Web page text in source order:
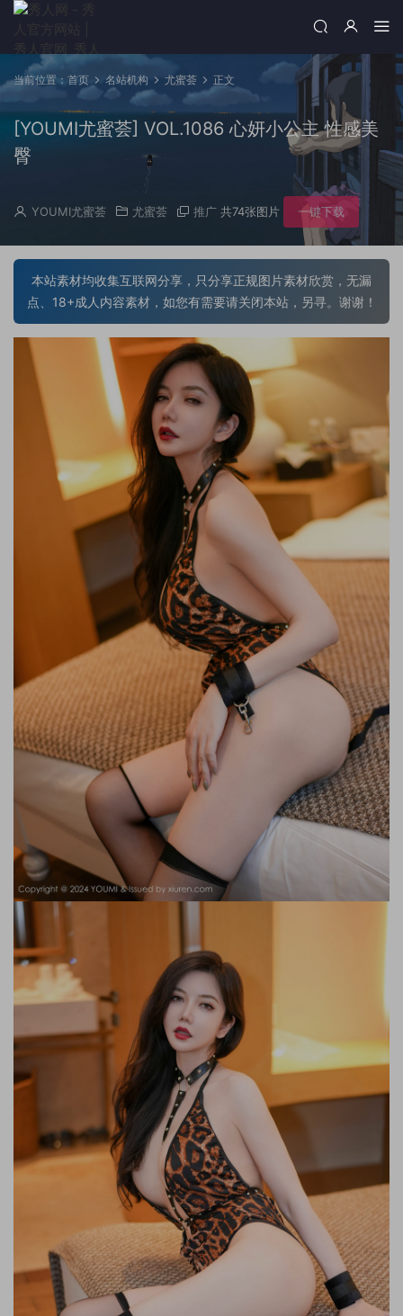
当前位置： 首页 名站机构 尤蜜荟 正文
[YOUMI尤蜜荟] VOL.1086 心妍小公主 性感美
臀
YOUMI尤蜜荟 尤蜜荟 推广 共74张图片 一键下载
本站素材均收集互联网分享，只分享正规图片素材欣赏，无漏
点、18+成人内容素材，如您有需要请关闭本站，另寻。谢谢！